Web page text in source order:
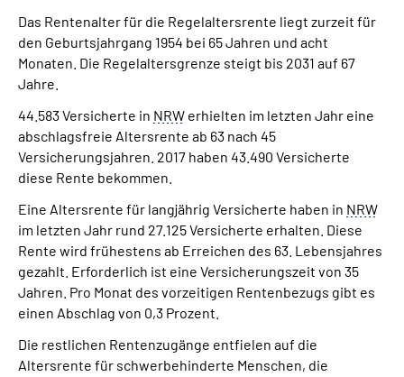
Inhalte in Gebärdensprache (DGS)
Leichte Sprache
Suche
Mein Kundenportal
Das Rentenalter für die Regelaltersrente liegt zurzeit für
den Geburtsjahrgang 1954 bei 65 Jahren und acht
Monaten. Die Regelaltersgrenze steigt bis 2031 auf 67
Jahre.
44.583 Versicherte in NRW erhielten im letzten Jahr eine
abschlagsfreie Altersrente ab 63 nach 45
Versicherungsjahren. 2017 haben 43.490 Versicherte
diese Rente bekommen.
Eine Altersrente für langjährig Versicherte haben in NRW
im letzten Jahr rund 27.125Versicherte erhalten. Diese
Rente wird frühestens ab Erreichen des 63. Lebensjahres
gezahlt. Erforderlich ist eine Versicherungszeit von 35
Jahren. Pro Monat des vorzeitigen Rentenbezugs gibt es
einen Abschlag von 0,3 Prozent.
Die restlichen Rentenzugänge entfielen auf die
Altersrente für schwerbehinderte Menschen, die